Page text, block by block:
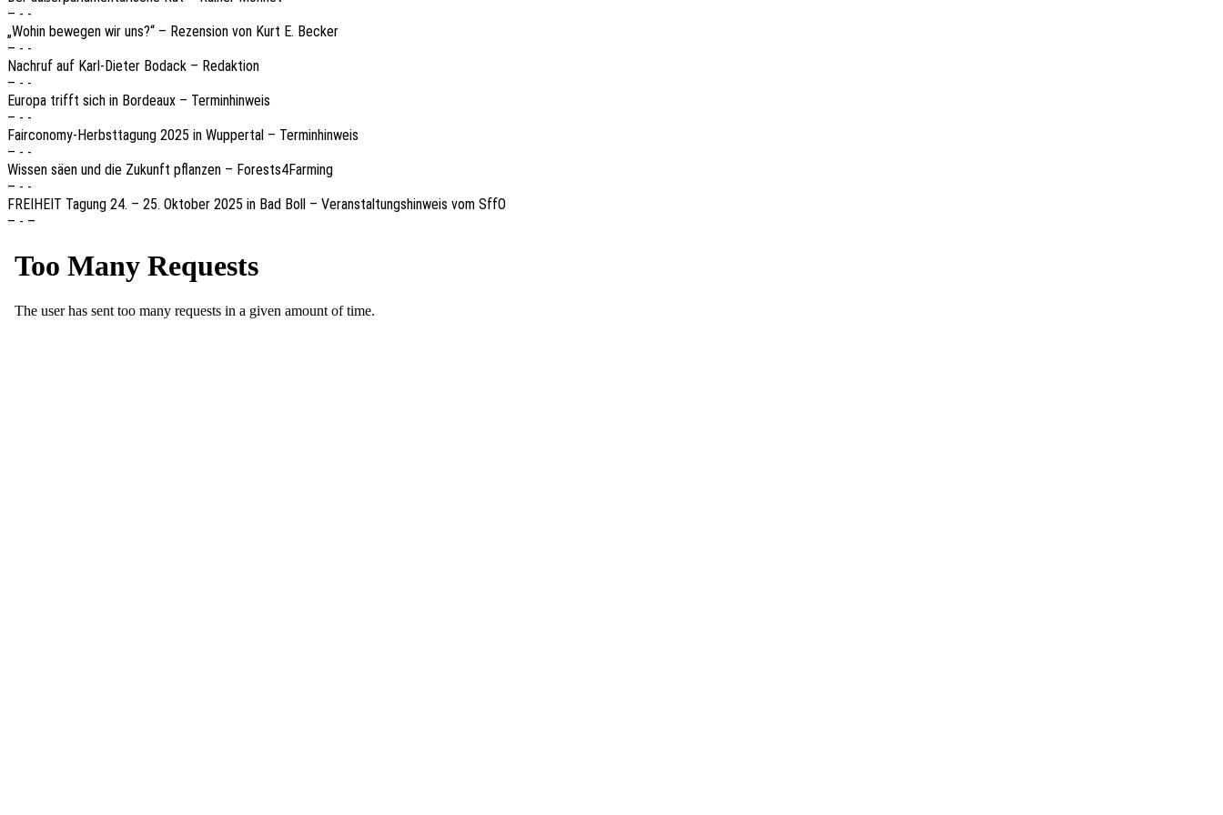
– - -
„Wohin bewe­gen wir uns?“ – Rezen­si­on von Kurt E. Becker
– - -
Nach­ruf auf Karl-Dieter Bodack – Redaktion
– - -
Europa trifft sich in Bordeaux – Terminhinweis
– - -
Fair­co­no­my-Herbst­ta­gung 2025 in Wupper­tal – Terminhinweis
– - -
Wissen säen und die Zukunft pflan­zen – Forests4Farming
– - -
FREIHEIT Tagung 24. – 25. Okto­ber 2025 in Bad Boll – Veran­stal­tungs­hin­weis vom SffO
– - –